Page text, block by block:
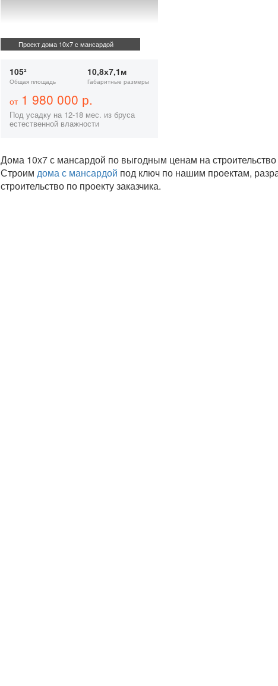
Проект дома 10х7 с мансардой
105²
Общая площадь
10,8х7,1м
Габаритные размеры
от1 980 000 р.
Под усадку на 12-18 мес. из бруса
естественной влажности
Дома 10х7 с мансардой по выгодным ценам на
Строим дома с мансардой под ключ по нашим проектам,
строительство по проекту заказчика.